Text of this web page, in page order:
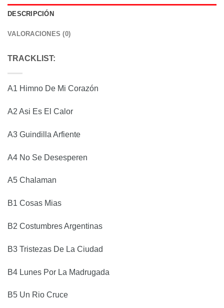
DESCRIPCIÓN
VALORACIONES (0)
TRACKLIST:
A1 Himno De Mi Corazón
A2 Asi Es El Calor
A3 Guindilla Arfiente
A4 No Se Desesperen
A5 Chalaman
B1 Cosas Mias
B2 Costumbres Argentinas
B3 Tristezas De La Ciudad
B4 Lunes Por La Madrugada
B5 Un Rio Cruce